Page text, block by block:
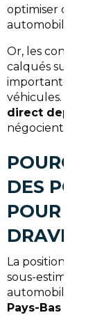
optimiser
automobile.
Or, les
calqués sur le
importantes et
véhicules.
direct depuis
négocient parfois
DES
POUR UN
DRAVEIL
La position
sous-estimé.
automobiles
Pays-Bas